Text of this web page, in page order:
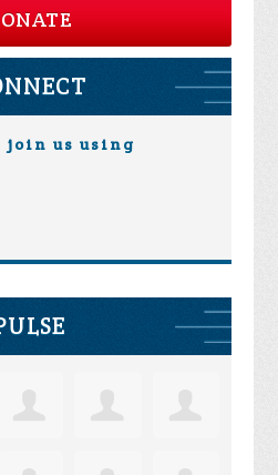
join us using